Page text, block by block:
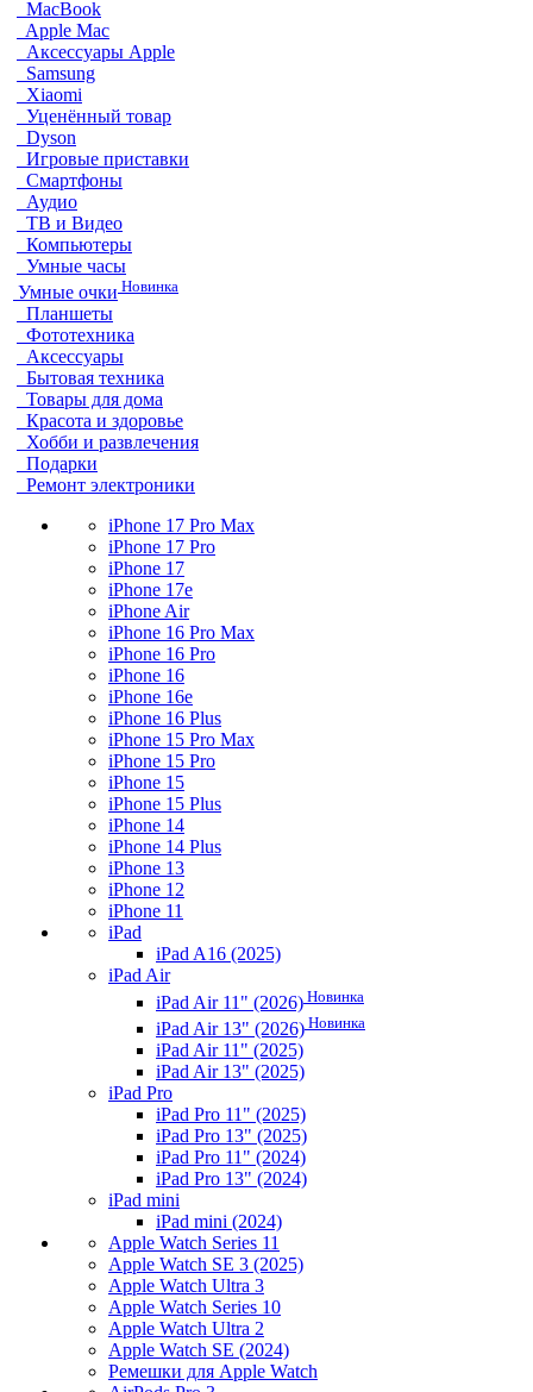
MacBook
Apple Mac
Аксессуары Apple
Samsung
Xiaomi
Уценённый товар
Dyson
Игровые приставки
Смартфоны
Аудио
ТВ и Видео
Компьютеры
Умные часы
Умные очки Новинка
Планшеты
Фототехника
Аксессуары
Бытовая техника
Товары для дома
Красота и здоровье
Хобби и развлечения
Подарки
Ремонт электроники
iPhone 17 Pro Max
iPhone 17 Pro
iPhone 17
iPhone 17e
iPhone Air
iPhone 16 Pro Max
iPhone 16 Pro
iPhone 16
iPhone 16e
iPhone 16 Plus
iPhone 15 Pro Max
iPhone 15 Pro
iPhone 15
iPhone 15 Plus
iPhone 14
iPhone 14 Plus
iPhone 13
iPhone 12
iPhone 11
iPad
iPad A16 (2025)
iPad Air
iPad Air 11" (2026) Новинка
iPad Air 13" (2026) Новинка
iPad Air 11" (2025)
iPad Air 13" (2025)
iPad Pro
iPad Pro 11" (2025)
iPad Pro 13" (2025)
iPad Pro 11" (2024)
iPad Pro 13" (2024)
iPad mini
iPad mini (2024)
Apple Watch Series 11
Apple Watch SE 3 (2025)
Apple Watch Ultra 3
Apple Watch Series 10
Apple Watch Ultra 2
Apple Watch SE (2024)
Ремешки для Apple Watch